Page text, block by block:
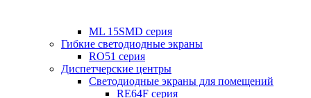
ML 15SMD серия
Гибкие светодиодные экраны
RO51 серия
Диспетчерские центры
Светодиодные экраны для помещений
RE64F серия